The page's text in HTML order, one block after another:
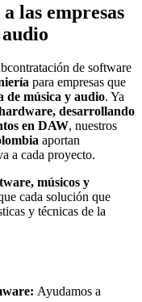
las empresas
de software
para empresas que
de música y audio. Ya
desarrollando
en DAW, nuestros
aportan
a cada proyecto.
músicos y
cada solución que
y técnicas de la
Ayudamos a